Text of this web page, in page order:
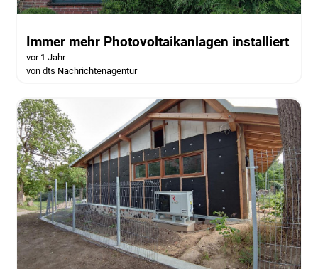
Immer mehr Photovoltaikanlagen installiert
vor 1 Jahr
von dts Nachrichtenagentur